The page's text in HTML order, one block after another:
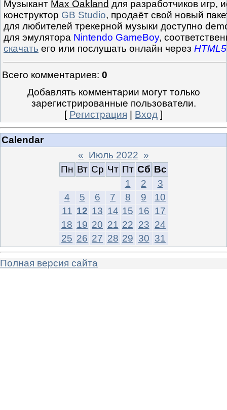
Музыкант Max Oakland для разработчиков игр,
конструктор GB Studio, продаёт свой новый
для любителей трекерной музыки доступно
для эмулятора Nintendo GameBoy,
скачать его или послушать онлайн через HTML5
Всего комментариев: 0
Добавлять комментарии могут только
зарегистрированные пользователи.
[ Регистрация Вход ]
Calendar
« Июль 2022 »
Пн Вт Ср Чт Пт Сб Вс
1
2
3
4
5 6 7 8 9
10
11 12 13 14 15 16 17
18 19 20 21 22 23 24
25 26 27 28 29 30 31
Полная версия сайта